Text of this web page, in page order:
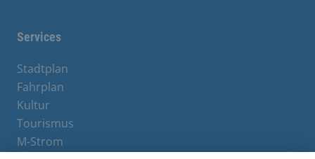
Services
Stadtplan
Fahrplan
Kultur
Tourismus
M-Strom